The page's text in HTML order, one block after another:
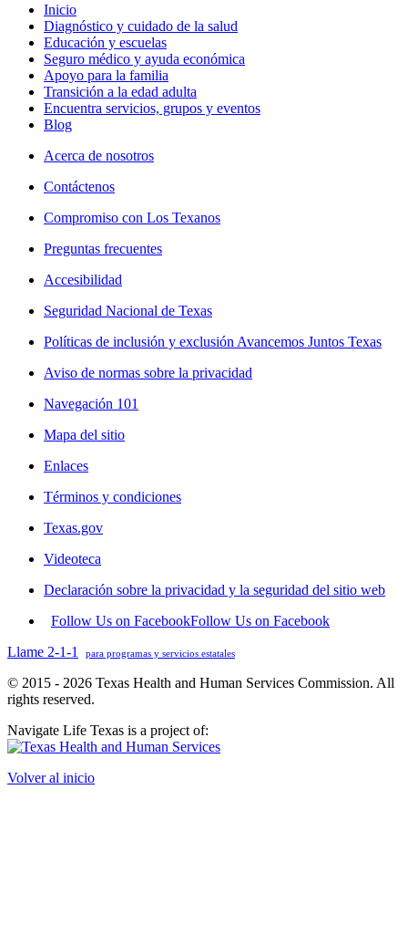
Inicio
Diagnóstico y cuidado de la salud
Educación y escuelas
Seguro médico y ayuda económica
Apoyo para la familia
Transición a la edad adulta
Encuentra servicios, grupos y eventos
Blog
Acerca de nosotros
Contáctenos
Compromiso con Los Texanos
Preguntas frecuentes
Accesibilidad
Seguridad Nacional de Texas
Políticas de inclusión y exclusión Avancemos Juntos Texas
Aviso de normas sobre la privacidad
Navegación 101
Mapa del sitio
Enlaces
Términos y condiciones
Texas.gov
Videoteca
Declaración sobre la privacidad y la seguridad del sitio web
Follow Us on FacebookFollow Us on Facebook
Llame 2-1-1
para programas y servicios estatales
© 2015 - 2026 Texas Health and Human Services Commission. All
rights reserved.
Navigate Life Texas is a project of:
Volver al inicio